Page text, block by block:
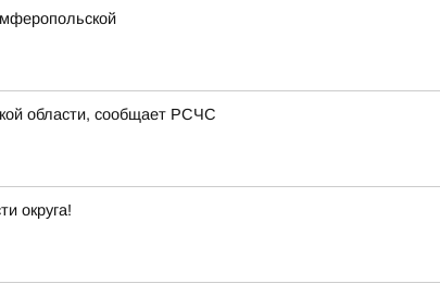
области, сообщает РСЧС
округа!